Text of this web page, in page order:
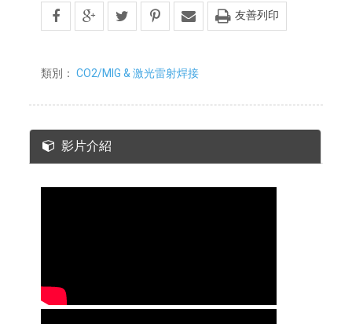
友善列印
類別：CO2/MIG & 激光雷射焊接
影片介紹